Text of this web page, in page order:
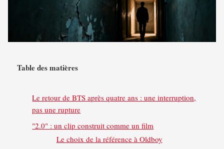
Table des matières
Le retour de BTS après quatre ans : une interruption,
pas une rupture
"2.0" : un clip construit comme un film
Le choix de la référence à Oldboy